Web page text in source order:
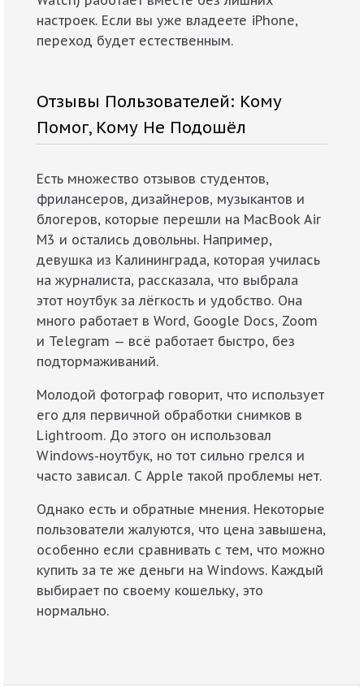
настроек. Если вы уже владеете iPhone,
переход будет естественным.
Отзывы Пользователей: Кому
Помог, Кому Не Подошёл
Есть множество отзывов студентов,
фрилансеров, дизайнеров, музыкантов и
блогеров, которые перешли на MacBook Air
M3 и остались довольны. Например,
девушка из Калининграда, которая училась
на журналиста, рассказала, что выбрала
этот ноутбук за лёгкость и удобство. Она
много работает в Word, Google Docs, Zoom
и Telegram — всё работает быстро, без
подтормаживаний.
Молодой фотограф говорит, что использует
его для первичной обработки снимков в
Lightroom. До этого он использовал
Windows-ноутбук, но тот сильно грелся и
часто зависал. С Apple такой проблемы нет.
Однако есть и обратные мнения. Некоторые
пользователи жалуются, что цена завышена,
особенно если сравнивать с тем, что можно
купить за те же деньги на Windows. Каждый
выбирает по своему кошельку, это
нормально.